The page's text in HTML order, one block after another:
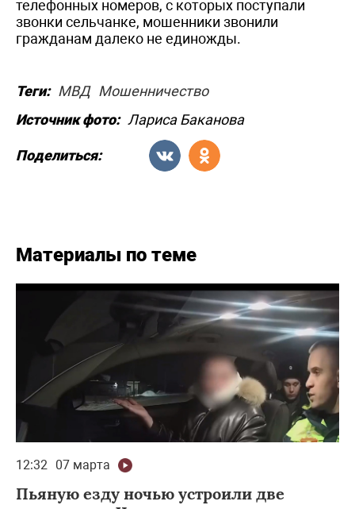
телефонных номеров, с которых поступали
звонки сельчанке, мошенники звонили
гражданам далеко не единожды.
Теги: МВД Мошенничество
Источник фото: Лариса Баканова
Поделиться:
Материалы по теме
12:32 07 марта
Пьяную езду ночью устроили две